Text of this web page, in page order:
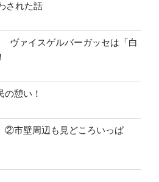
された話
ヴァイスゲルバーガッセは「白
の憩い！
市壁周辺も見どころいっぱ